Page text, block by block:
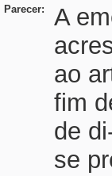
Parecer:
A
ao
fim
de
se